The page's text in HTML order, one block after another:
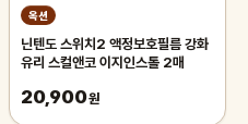
옥션
닌텐도 스위치2 액정보호필름 강화
유리 스컬앤코 이지인스톨 2매
20,900원